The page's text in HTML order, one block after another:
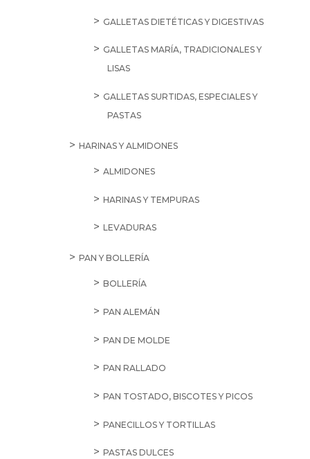
GALLETAS DIETÉTICAS Y DIGESTIVAS
GALLETAS MARÍA, TRADICIONALES Y
LISAS
GALLETAS SURTIDAS, ESPECIALES Y
PASTAS
HARINAS Y ALMIDONES
ALMIDONES
HARINAS Y TEMPURAS
LEVADURAS
PAN Y BOLLERÍA
BOLLERÍA
PAN ALEMÁN
PAN DE MOLDE
PAN RALLADO
PAN TOSTADO, BISCOTES Y PICOS
PANECILLOS Y TORTILLAS
PASTAS DULCES